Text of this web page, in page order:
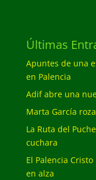
Últimas
Apuntes de una
en Palencia
Adif abre una
Marta García
La Ruta del
cuchara
El Palencia
en alza